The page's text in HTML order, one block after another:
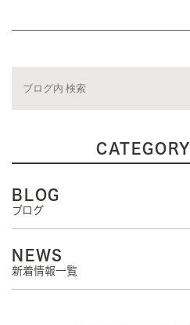
CATEGORY
BLOG
ブログ
NEWS
新着情報一覧